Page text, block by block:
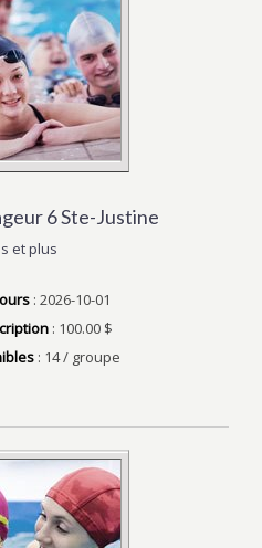
6 Ste-Justine
et plus
: 2026-10-01
: 100.00 $
: 14 / groupe